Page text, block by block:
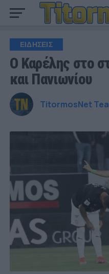
ΕΙΔΗΣΕΙΣ
Ο Καρέλης στο
και Πανιωνίου
TitormosNet